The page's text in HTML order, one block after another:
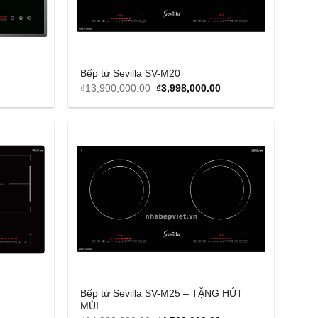
Bếp từ Sevilla SV-M20
₫13,900,000.00 Original
was:
₫3,998,000.00Current
is:
Add to
Wishlist
Bếp từ Sevilla SV-M25 – TẶNG HÚT
MÙI